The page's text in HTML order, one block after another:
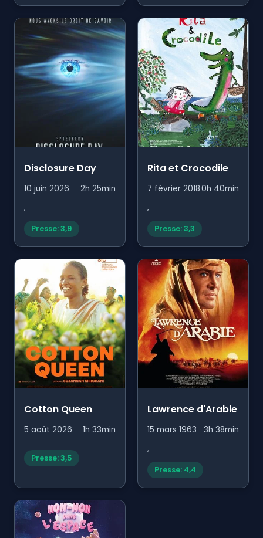
Disclosure Day
10 juin 2026 2h 25min
,
Presse: 3,9
Rita et Crocodile
7 février 20180h 40min
,
Presse: 3,3
Cotton Queen
5 août 2026 1h 33min
Presse: 3,5
Lawrence d'Arabie
15 mars 1963 3h 38min
,
Presse: 4,4